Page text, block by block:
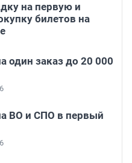
на первую и
билетов на
один заказ до 20 000
ВО и СПО в первый